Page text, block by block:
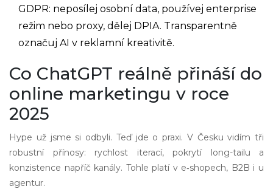
GDPR: neposílej osobní data, používej enterprise
režim nebo proxy, dělej DPIA. Transparentně
označuj AI v reklamní kreativitě.
Co ChatGPT reálně přináší do
online marketingu v roce
2025
Hype už jsme si odbyli. Teď jde o praxi. V Česku vidím tři
robustní přínosy: rychlost iterací, pokrytí long-tailu a
konzistence napříč kanály. Tohle platí v e‑shopech, B2B i u
agentur.